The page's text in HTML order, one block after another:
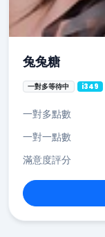
兔兔糖
一對多等待中 i349
一對多點數
一對一點數
滿意度評分